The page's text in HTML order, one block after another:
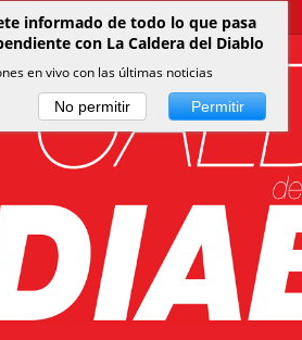
informado de todo lo que pasa
con La Caldera del Diablo
en vivo con las últimas noticias
No permitir Permitir